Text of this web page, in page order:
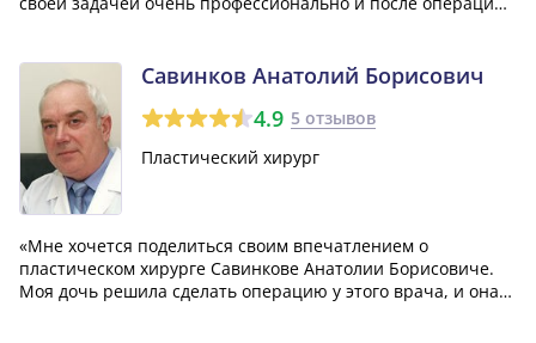
Если мне потребуется подобное обслуживание в буду...»
Савинков Анатолий Борисович
4.9 5 отзывов
Пластический хирург
«Мне хочется поделиться своим впечатлением о
пластическом хирурге Савинкове Анатолии Борисовиче.
Моя дочь решила сделать операцию у этого врача, и она